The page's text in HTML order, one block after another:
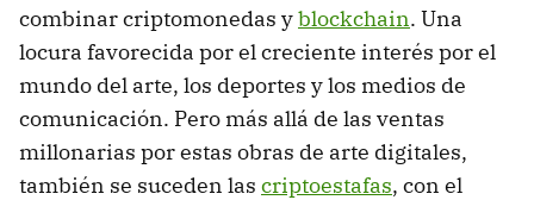
combinar criptomonedas yblockchain. Una
locura favorecida por el creciente interés por el
mundo del arte, los deportes y los medios de
comunicación. Pero más allá de las ventas
millonarias por estas obras de arte digitales,
también se suceden las criptoestafas, con el